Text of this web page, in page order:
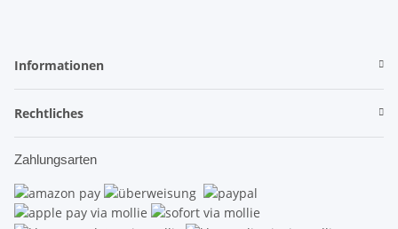
Informationen
Rechtliches
Zahlungsarten